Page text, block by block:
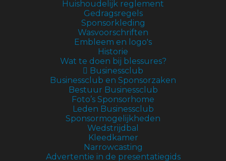
Huishoudelijk reglement
Gedragsregels
Sponsorkleding
Wasvoorschriften
Embleem en logo's
Historie
Wat te doen bij blessures?
Businessclub
Businessclub en Sponsorzaken
Bestuur Businessclub
Foto’s Sponsorhome
Leden Businessclub
Sponsormogelijkheden
Wedstrijdbal
Kleedkamer
Narrowcasting
Advertentie in de presentatiegids